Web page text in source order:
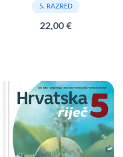
5. RAZRED
22,00 €